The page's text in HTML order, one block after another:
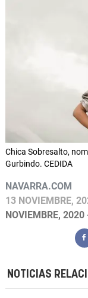
Chica Sobresalto,
Gurbindo. CEDIDA
NAVARRA.COM
13 NOVIEMBRE,
NOVIEMBRE,
NOTICIAS